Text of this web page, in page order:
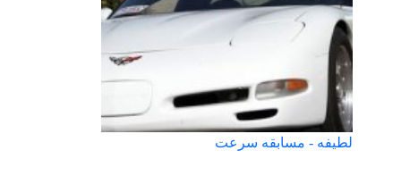
لطیفه - مسابقه سرعت